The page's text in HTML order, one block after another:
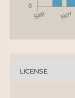
LICENSE